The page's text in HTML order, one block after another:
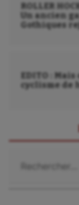
ROLLER
Un ancien
Gothiques
EDITO :
cyclisme de